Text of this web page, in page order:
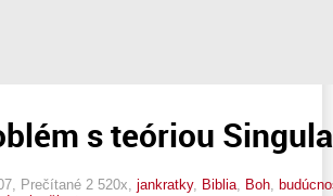
s teóriou
, Prečítané 2 520x, jankratky, Biblia Boh